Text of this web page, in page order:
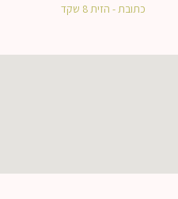
כתובת - הזית 8 שקד